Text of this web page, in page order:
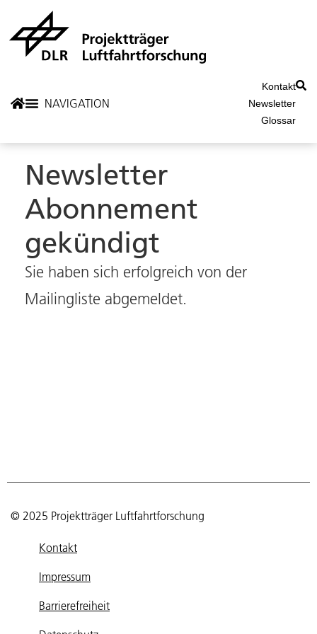
Kontakt
Newsletter
Glossar
Newsletter
Abonnement
gekündigt
Sie haben sich erfolgreich von der
Mailingliste abgemeldet.
© 2025 Projektträger Luftfahrtforschung
Kontakt
Impressum
Barrierefreiheit